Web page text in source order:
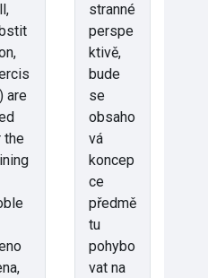
are
the
stranné
perspe
ktivě,
bude
se
obsaho
vá
koncep
ce
předmě
tu
pohybo
vat na